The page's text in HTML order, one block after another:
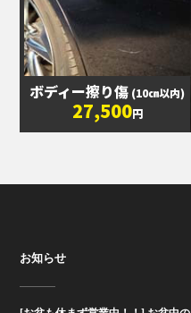
ボディー擦り傷 (10㎝以内)
27,500円
お知らせ